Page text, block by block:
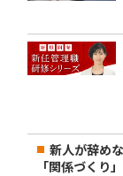
新人が辞め
「関係づくり